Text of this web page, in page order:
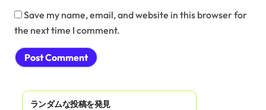
Save my name, email, and website in this browser for
the next time I comment.
ランダムな投稿を発見